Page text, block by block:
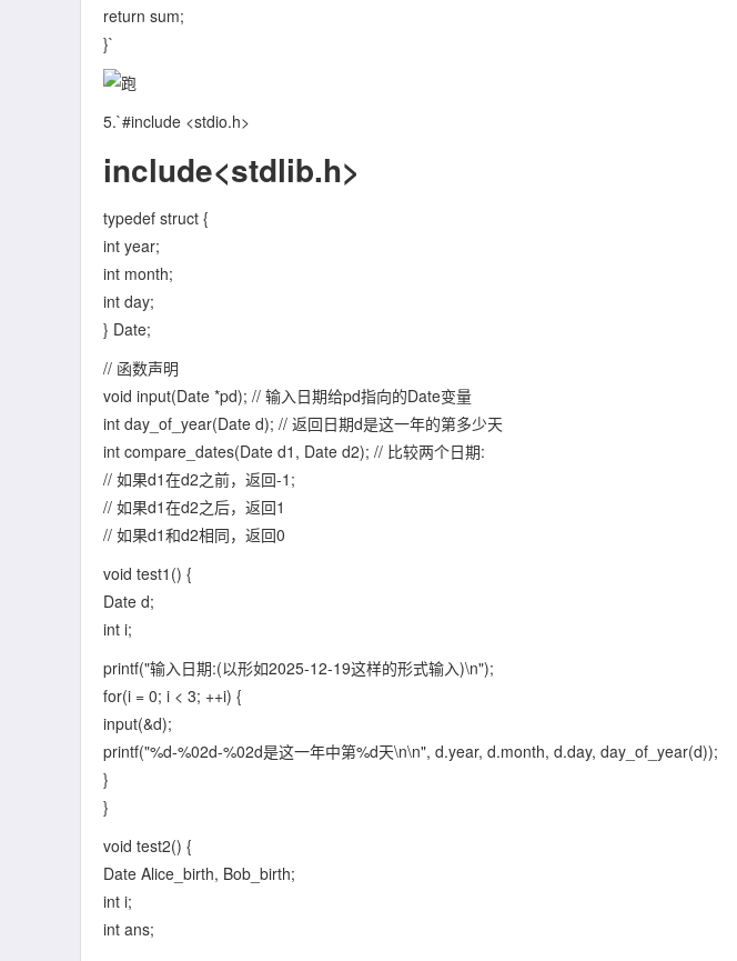
return sum;
}`
5.`#include <stdio.h>
include<stdlib.h>
typedef struct {
int year;
int month;
int day;
} Date;
// 函数声明
void input(Date *pd); // 输入日期给pd指向的Date变量
int day_of_year(Date d); // 返回日期d是这一年的第多少天
int compare_dates(Date d1, Date d2); // 比较两个日期:
// 如果d1在d2之前，返回-1;
// 如果d1在d2之后，返回1
// 如果d1和d2相同，返回0
void test1() {
Date d;
int i;
printf("输入日期:(以形如2025-12-19这样的形式输入)\n");
for(i = 0; i < 3; ++i) {
input(&d);
printf("%d-%02d-%02d是这一年中第%d天\n\n", d.year, d.month, d.day, day_of_year(d));
}
}
void test2() {
Date Alice_birth, Bob_birth;
int i;
int ans;